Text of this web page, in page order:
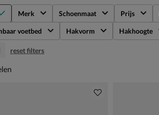
Merk Schoenmaat Prijs
voetbed Hakvorm Hakhoogte
reset filters